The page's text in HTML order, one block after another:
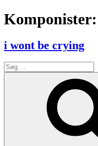
Komponister:
i wont be crying
Søg
efter: